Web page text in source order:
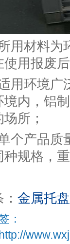
用材料为
使用报废
用环境广
境内，铝
所；
个产品质
种规格，
金属托盘
：